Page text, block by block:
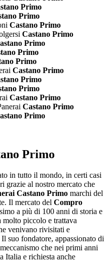
Primo
Primo
Castano Primo
Castano Primo
Primo
Primo
Primo
Castano Primo
Primo
Primo
Castano Primo
Castano Primo
Primo
Primo
in tutto il mondo, in certi casi
grazie al nostro mercato che
Castano Primo marchi del
Il mercato del Compro
a più di 100 anni di storia e
molto piccolo e trattava
venivano rivisitati e
suo fondatore, appassionato di
che nei primi anni
Italia e richiesta anche